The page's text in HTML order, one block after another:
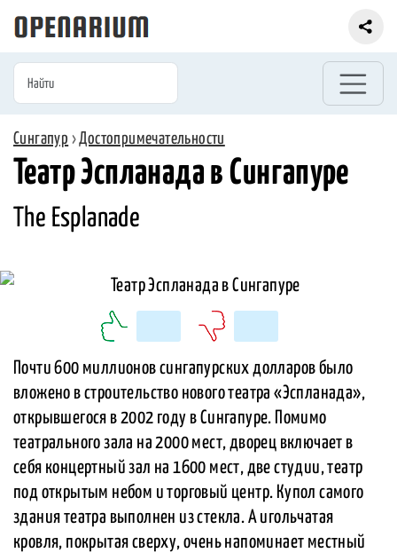
Сингапур ›Достопримечательности
Театр Эспланада в Сингапуре
The Esplanade
Почти 600 миллионов сингапурских долларов было
вложено в строительство нового театра «Эспланада»,
открывшегося в 2002 году в Сингапуре. Помимо
театрального зала на 2000 мест, дворец включает в
себя концертный зал на 1600 мест, две студии, театр
под открытым небом и торговый центр. Купол самого
здания театра выполнен из стекла. А игольчатая
кровля, покрытая сверху, очень напоминает местный